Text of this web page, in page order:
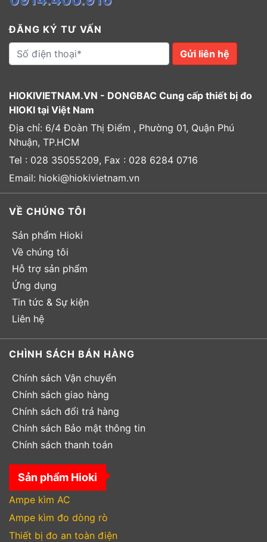
ĐĂNG KÝ TƯ VẤN
Gửi liên hệ
HIOKIVIETNAM.VN - DONGBAC Cung cấp thiết bị đo
HIOKI tại Việt Nam
Địa chỉ: 6/4 Đoàn Thị Điểm , Phường 01, Quận Phú
Nhuận, TP.HCM
Tel : 028 35055209, Fax : 028 6284 0716
Email: hioki@hiokivietnam.vn
VỀ CHÚNG TÔI
Sản phẩm Hioki
Về chúng tôi
Hỗ trợ sản phẩm
Ứng dụng
Tin tức & Sự kiện
Liên hệ
CHÌNH SÁCH BÁN HÀNG
Chính sách Vận chuyển
Chính sách giao hàng
Chính sách đổi trả hàng
Chính sách Bảo mật thông tin
Chính sách thanh toán
Sản phẩm Hioki
Ampe kìm AC
Ampe kìm đo dòng rò
Thiết bị đo an toàn điện